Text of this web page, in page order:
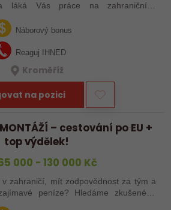
láká Vás práce na zahraničních
šikovný elektrikář či elektromontér, který
Náborový bonus
Reaguj IHNED
Kroměříž
na pozici
– cestování po EU +
top výdělek!
000 - 130 000 Kč
zahraničí, mít zodpovědnost za tým a
Hledáme zkušeného